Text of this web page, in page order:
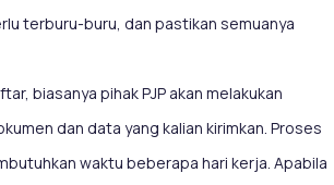
terburu-buru, dan pastikan semuanya
biasanya pihak PJP akan melakukan
dan data yang kalian kirimkan. Proses
waktu beberapa hari kerja. Apabila